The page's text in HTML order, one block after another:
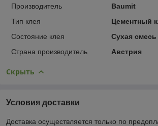
Производитель
Baumit
Тип клея
Цементный
Состояние клея
Сухая смесь
Страна производитель
Австрия
Скрыть
Условия доставки
Доставка осуществляется только по